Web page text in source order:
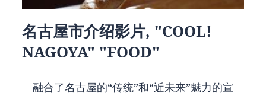
名古屋市介绍影片, "COOL!
NAGOYA" "FOOD"
融合了名古屋的“传统”和“近未来”魅力的宣